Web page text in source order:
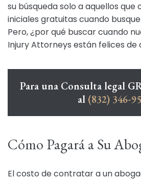
su búsqueda solo a aquellos
iniciales gratuitas cuando
Pero, ¿por qué buscar cuando
Injury Attorneys están felices de
Para una Consulta legal
al (832) 346-
Cómo Pagará a Su
El costo de contratar a un